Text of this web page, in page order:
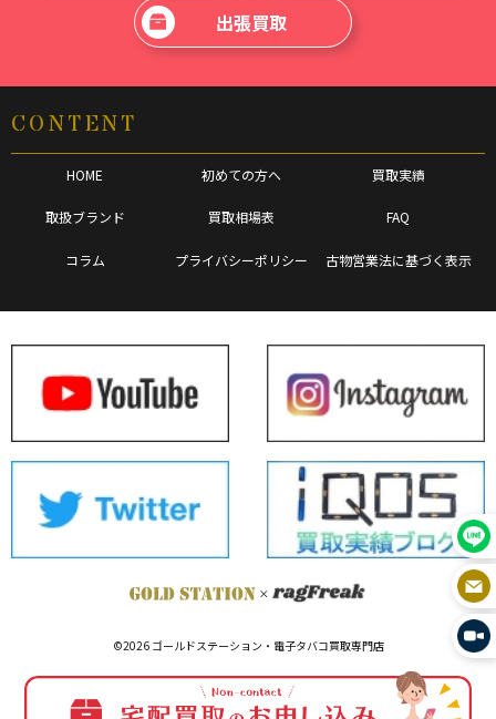
出張買取
CONTENT
HOME 初めての方へ 買取実績
取扱ブランド 買取相場表 FAQ
コラム プライバシーポリシー 古物営業法に基づく表示
©2026 ゴールドステーション・電子タバコ買取専門店